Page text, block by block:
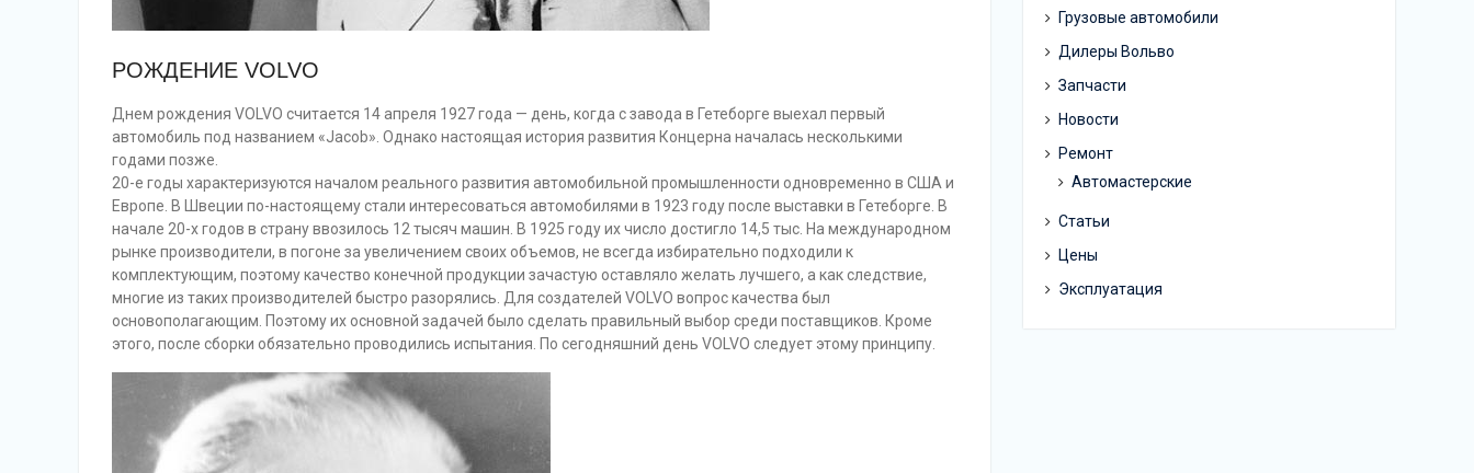
РОЖДЕНИЕ VOLVO
Днем рождения VOLVO считается 14 апреля 1927 года — день, когда с завода в Гетеборге выехал первый
автомобиль под названием «Jacob». Однако настоящая история развития Концерна началась несколькими
годами позже.
20-е годы характеризуются началом реального развития автомобильной промышленности одновременно в США и
Европе. В Швеции по-настоящему стали интересоваться автомобилями в 1923 году после выставки в Гетеборге. В
начале 20-х годов в страну ввозилось 12 тысяч машин. В 1925 году их число достигло 14,5 тыс. На международном
рынке производители, в погоне за увеличением своих объемов, не всегда избирательно подходили к
комплектующим, поэтому качество конечной продукции зачастую оставляло желать лучшего, а как следствие,
многие из таких производителей быстро разорялись. Для создателей VOLVO вопрос качества был
основополагающим. Поэтому их основной задачей было сделать правильный выбор среди поставщиков. Кроме
этого, после сборки обязательно проводились испытания. По сегодняшний день VOLVO следует этому принципу.
Грузовые автомобили
Дилеры Вольво
Запчасти
Новости
Ремонт
Автомастерские
Статьи
Цены
Эксплуатация